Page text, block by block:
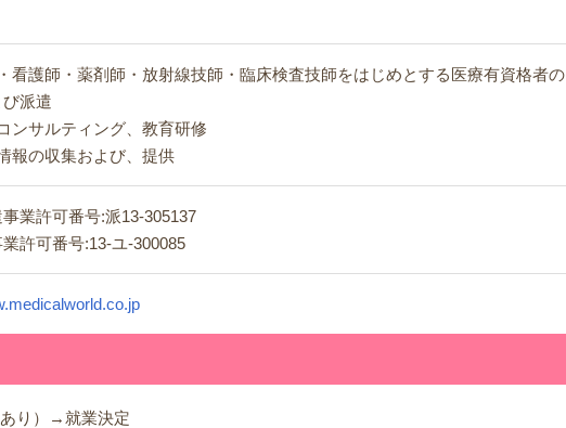
看護師・薬剤師・放射線技師・臨床検査技師をはじめとする医療有資格者の
派遣
ンサルティング、教育研修
報の収集および、提供
業許可番号:派13-305137
許可番号:13-ユ-300085
り）→就業決定